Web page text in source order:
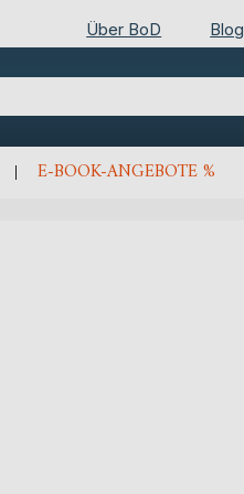
Über BoD Blog
E-BOOK-ANGEBOTE %